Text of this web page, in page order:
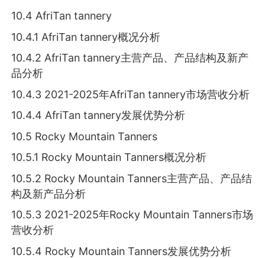
10.4 AfriTan tannery
10.4.1 AfriTan tannery概况分析
10.4.2 AfriTan tannery主营产品、产品结构及新产
品分析
10.4.3 2021-2025年AfriTan tannery市场营收分析
10.4.4 AfriTan tannery发展优势分析
10.5 Rocky Mountain Tanners
10.5.1 Rocky Mountain Tanners概况分析
10.5.2 Rocky Mountain Tanners主营产品、产品结
构及新产品分析
10.5.3 2021-2025年Rocky Mountain Tanners市场
营收分析
10.5.4 Rocky Mountain Tanners发展优势分析